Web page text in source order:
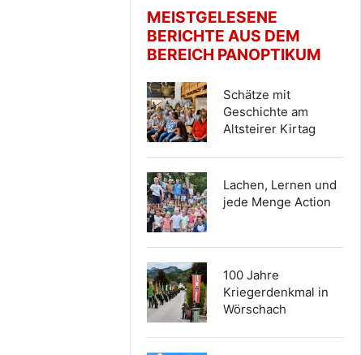
MEISTGELESENE
BERICHTE AUS DEM
BEREICH PANOPTIKUM
Schätze mit
Geschichte am
Altsteirer Kirtag
Lachen, Lernen und
jede Menge Action
100 Jahre
Kriegerdenkmal in
Wörschach